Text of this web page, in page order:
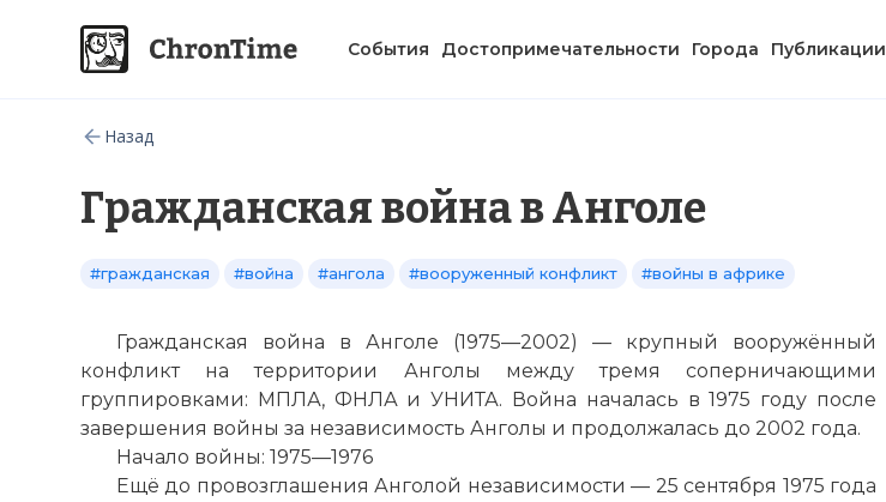
События Достопримечательности Города Публикации
Назад
Гражданская война в Анголе
#гражданская #война #ангола #вооруженный конфликт #войны в африке
Гражданская война в Анголе (1975—2002) — крупный вооружённый
конфликт на территории Анголы между тремя соперничающими
группировками: МПЛА, ФНЛА и УНИТА. Война началась в 1975 году после
завершения войны за независимость Анголы и продолжалась до 2002 года.
Начало войны: 1975—1976
Ещё до провозглашения Анголой независимости — 25 сентября 1975 года